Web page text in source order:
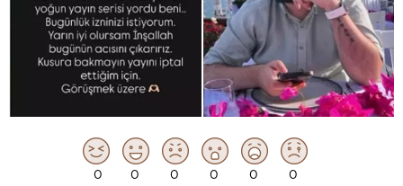
0 0 0 0 0 0